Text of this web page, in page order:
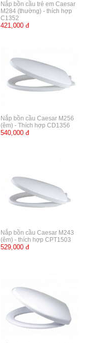
Nắp bồn cầu trẻ em Caesar
M284 (thường) - thích hợp
C1352
421,000 đ
Nắp bồn cầu Caesar M256
(êm) - Thích hợp CD1356
540,000 đ
Nắp bồn cầu Caesar M243
(êm) - thích hợp CPT1503
529,000 đ